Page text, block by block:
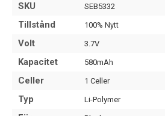
SKU SEB5332
Tillstånd 100% Nytt
Volt 3.7V
Kapacitet 580mAh
Celler 1 Celler
Typ Li-Polymer